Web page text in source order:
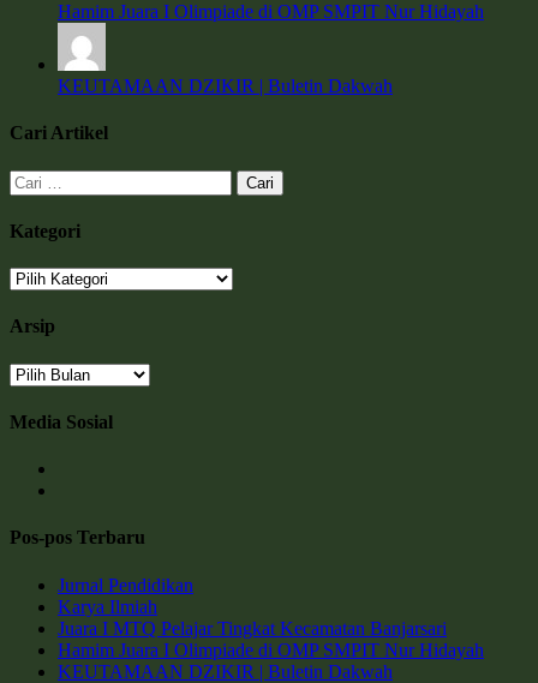
Hamim Juara I Olimpiade di OMP SMPIT Nur Hidayah
KEUTAMAAN DZIKIR | Buletin Dakwah
Cari Artikel
Cari
untuk:
Kategori
Kategori
Arsip
Arsip
Media Sosial
di
profil
Instagram
Pos-pos Terbaru
Jurnal Pendidikan
Karya Ilmiah
Juara I MTQ Pelajar Tingkat Kecamatan Banjarsari
Hamim Juara I Olimpiade di OMP SMPIT Nur Hidayah
KEUTAMAAN DZIKIR | Buletin Dakwah